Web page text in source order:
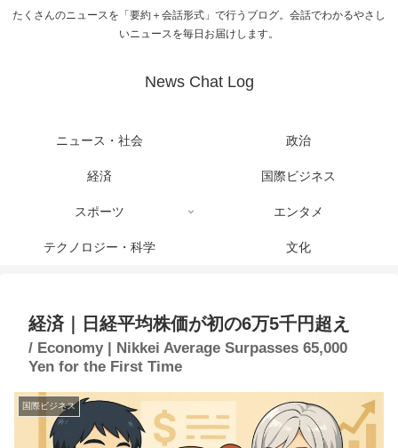
たくさんのニュースを「要約＋会話形式」で行うブログ。会話でわかるやさし
いニュースを毎日お届けします。
News Chat Log
ニュース・社会 政治
経済 国際ビジネス
スポーツ エンタメ
テクノロジー・科学 文化
経済｜日経平均株価が初の6万5千円超え
/ Economy | Nikkei Average Surpasses 65,000
Yen for the First Time
国際ビジネス